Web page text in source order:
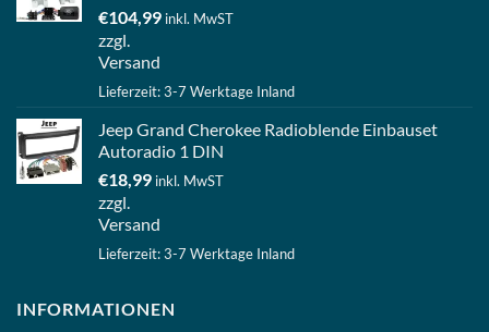
€104,99 inkl. MwST
zzgl.
Versand
Lieferzeit: 3-7 Werktage Inland
Jeep Grand Cherokee Radioblende Einbauset
Autoradio 1 DIN
€18,99 inkl. MwST
zzgl.
Versand
Lieferzeit: 3-7 Werktage Inland
INFORMATIONEN